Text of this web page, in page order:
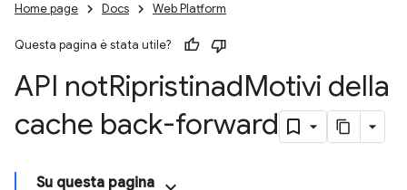
Home page Docs Web Platform
Questa pagina è stata utile?
API notRipristinadMotivi della
cache back-forward
Su questa pagina